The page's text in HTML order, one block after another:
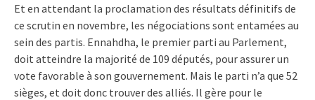
Et en attendant la proclamation des résultats définitifs de
ce scrutin en novembre, les négociations sont entamées au
sein des partis. Ennahdha, le premier parti au Parlement,
doit atteindre la majorité de 109 députés, pour assurer un
vote favorable à son gouvernement. Mais le parti n’a que 52
sièges, et doit donc trouver des alliés. Il gère pour le